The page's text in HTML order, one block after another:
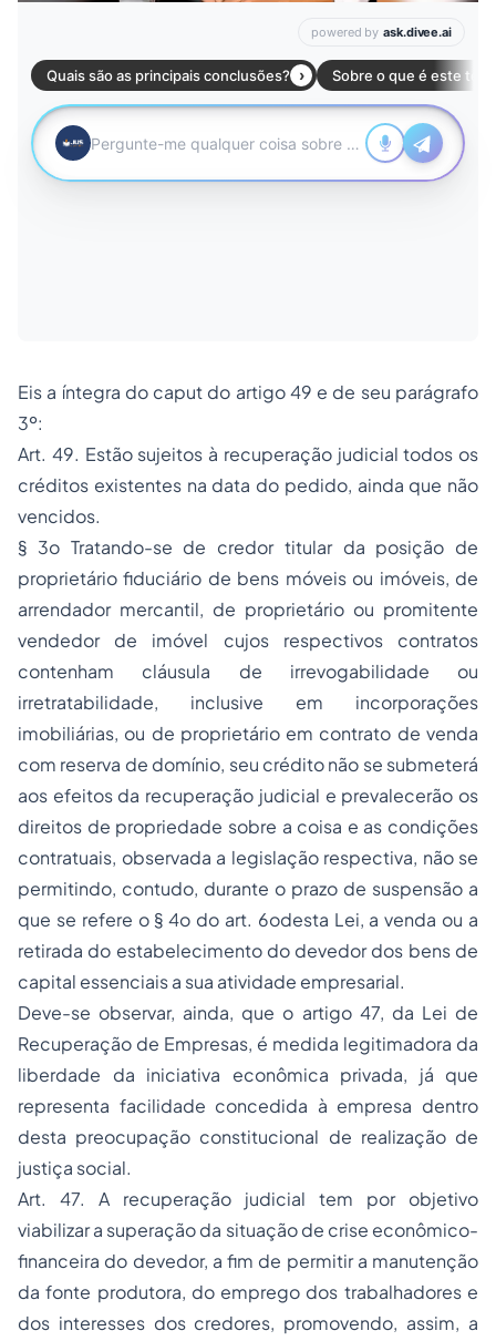
Eis a íntegra do caput do artigo 49 e de seu parágrafo
3º:
Art. 49. Estão sujeitos à recuperação judicial todos os
créditos existentes na data do pedido, ainda que não
vencidos.
§ 3o Tratando-se de credor titular da posição de
proprietário fiduciário de bens móveis ou imóveis, de
arrendador mercantil, de proprietário ou promitente
vendedor de imóvel cujos respectivos contratos
contenham cláusula de irrevogabilidade ou
irretratabilidade, inclusive em incorporações
imobiliárias, ou de proprietário em contrato de venda
com reserva de domínio, seu crédito não se submeterá
aos efeitos da recuperação judicial e prevalecerão os
direitos de propriedade sobre a coisa e as condições
contratuais, observada a legislação respectiva, não se
permitindo, contudo, durante o prazo de suspensão a
que se refere o § 4o do art. 6odesta Lei, a venda ou a
retirada do estabelecimento do devedor dos bens de
capital essenciais a sua atividade empresarial.
Deve-se observar, ainda, que o artigo 47, da Lei de
Recuperação de Empresas, é medida legitimadora da
liberdade da iniciativa econômica privada, já que
representa facilidade concedida à empresa dentro
desta preocupação constitucional de realização de
justiça social.
Art. 47. A recuperação judicial tem por objetivo
viabilizar a superação da situação de crise econômico-
financeira do devedor, a fim de permitir a manutenção
da fonte produtora, do emprego dos trabalhadores e
dos interesses dos credores, promovendo, assim, a